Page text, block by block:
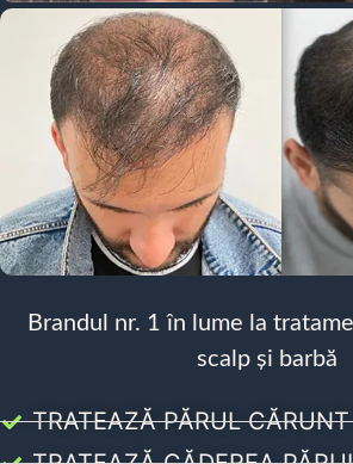
Brandul nr. 1 în lume la
scalp și barbă
TRATEAZĂ PĂRUL CĂRUNT